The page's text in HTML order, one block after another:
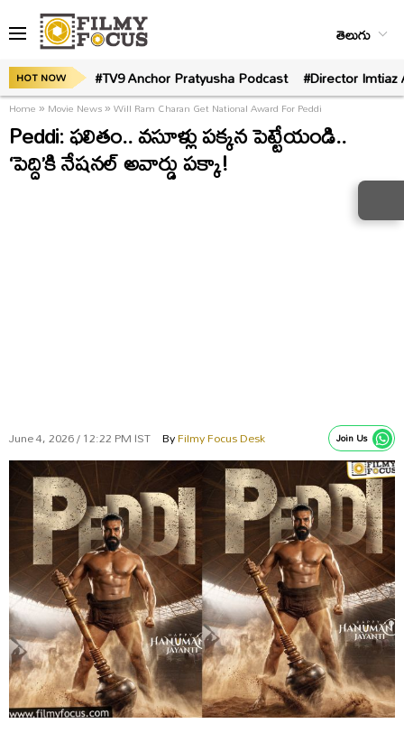
తెలుగు
HOT NOW #TV9 Anchor Pratyusha Podcast #Director
Home» Movie News»Will Ram Charan Get National Award For Peddi
Peddi: ఫలితం.. వసూళ్లు పక్కన పెట్టేయండి..
‘పెద్ది’కి నేషనల్‌ అవార్డు పక్కా!
June 4, 2026 / 12:22 PM IST ByFilmy Focus Desk Join Us